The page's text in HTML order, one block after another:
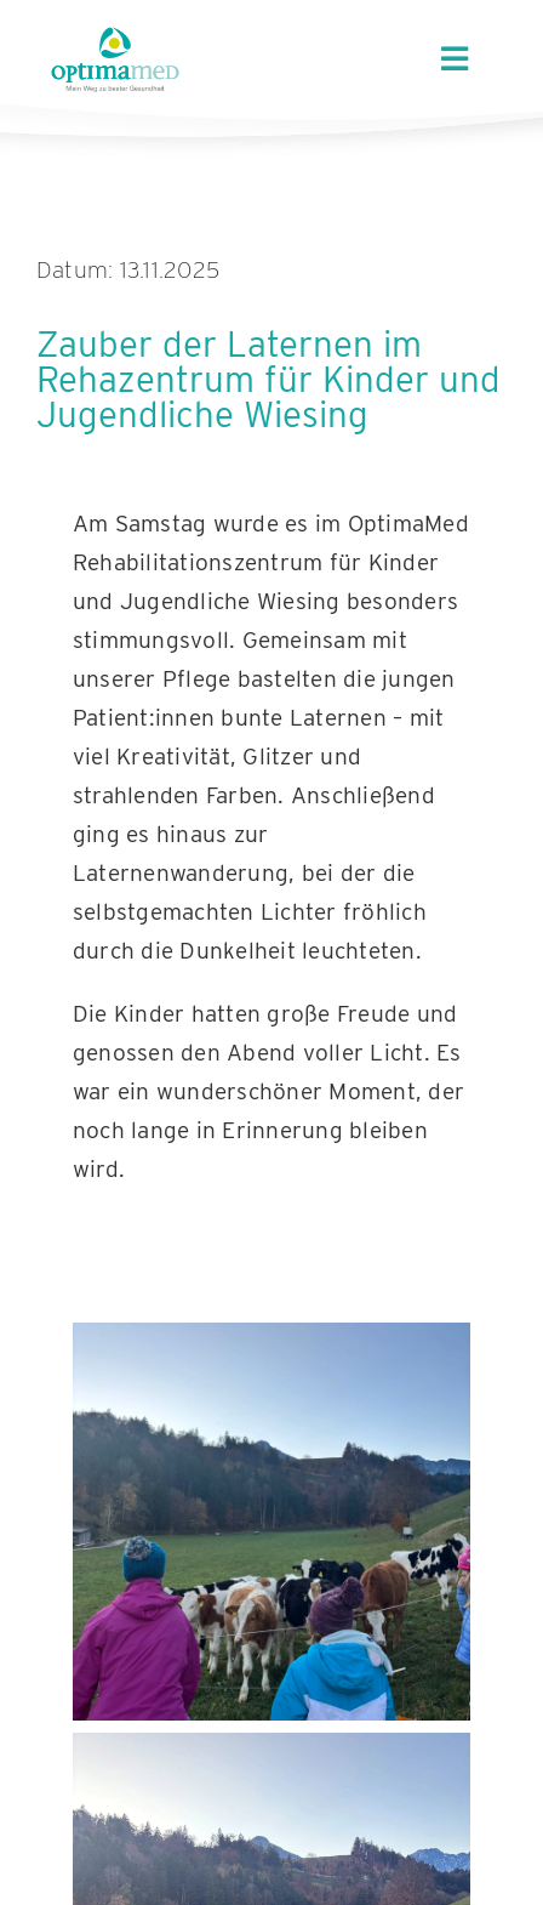
content
Toggle
ANGEBOTE
Datum: 13.11.2025
Zauber der Laternen im
Rehazentrum für Kinder und
Jugendliche Wiesing
Am Samstag wurde es im OptimaMed
Rehabilitationszentrum für Kinder
und Jugendliche Wiesing besonders
stimmungsvoll. Gemeinsam mit
unserer Pflege bastelten die jungen
Patient:innen bunte Laternen – mit
viel Kreativität, Glitzer und
strahlenden Farben. Anschließend
ging es hinaus zur
Laternenwanderung, bei der die
selbstgemachten Lichter fröhlich
durch die Dunkelheit leuchteten.
Die Kinder hatten große Freude und
genossen den Abend voller Licht. Es
war ein wunderschöner Moment, der
noch lange in Erinnerung bleiben
wird.